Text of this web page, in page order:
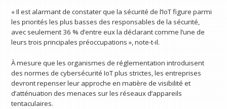
« Il est alarmant de constater que la sécurité de l’IoT figure parmi
les priorités les plus basses des responsables de la sécurité,
avec seulement 36 % d’entre eux la déclarant comme l’une de
leurs trois principales préoccupations », note-t-il.
À mesure que les organismes de réglementation introduisent
des normes de cybersécurité IoT plus strictes, les entreprises
devront repenser leur approche en matière de visibilité et
d’atténuation des menaces sur les réseaux d’appareils
tentaculaires.